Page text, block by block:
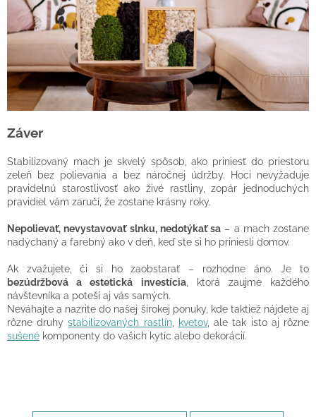
Záver
Stabilizovaný mach je skvelý spôsob, ako priniesť do priestoru
zeleň bez polievania a bez náročnej údržby. Hoci nevyžaduje
pravidelnú starostlivosť ako živé rastliny, zopár jednoduchých
pravidiel vám zaručí, že zostane krásny roky.
Nepolievať, nevystavovať slnku, nedotýkať sa – a mach zostane
nadýchaný a farebný ako v deň, keď ste si ho priniesli domov.
Ak zvažujete, či si ho zaobstarať – rozhodne áno. Je to
bezúdržbová a estetická investícia, ktorá zaujme každého
návštevníka a poteší aj vás samých.
Neváhajte a nazrite do našej širokej ponuky, kde taktiež nájdete aj
rôzne druhystabilizovaných rastlín, kvetov, ale tak isto aj rôzne
sušené komponenty do vašich kytíc alebo dekorácií.